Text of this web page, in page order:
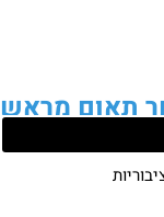
תאום מראש